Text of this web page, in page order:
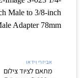
אביזרי וידאו
מתאם לציוד צילום